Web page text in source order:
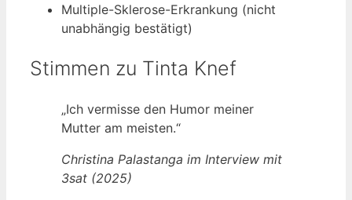
Multiple-Sklerose-Erkrankung (nicht
unabhängig bestätigt)
Stimmen zu Tinta Knef
„Ich vermisse den Humor meiner
Mutter am meisten.“
Christina Palastanga im Interview mit
3sat (2025)